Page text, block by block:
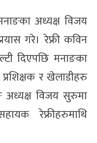
अध्यक्ष विजय
गरे। रेफ्री कविन
दिएपछि मनाङका
र खेलाडीहरु
अध्यक्ष विजय सुरुमा
रेफ्रीहरुमाथि